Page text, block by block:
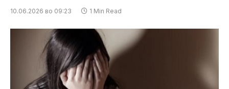
10.06.2026 во 09:23 1 Min Read